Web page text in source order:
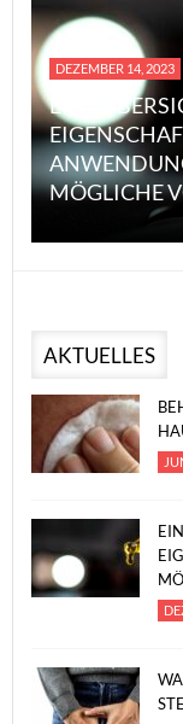
DEZEMBER 14, 2023
EINE
MÖGLICHE
AKTUELLES